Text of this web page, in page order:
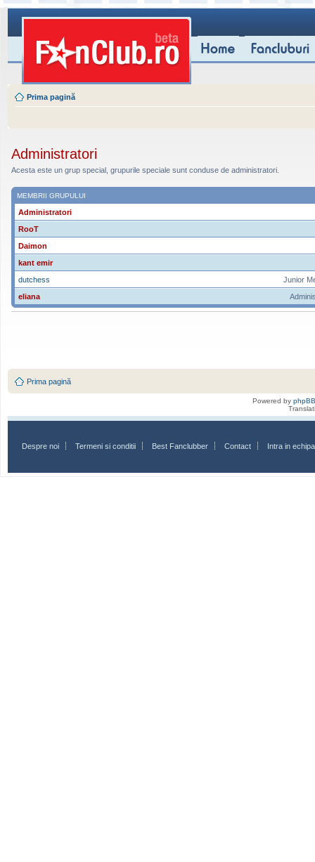
Prima pagină
Administratori
Acesta este un grup special, grupurile speciale sunt conduse de administratori.
MEMBRII GRUPULUI
Administratori
RooT
Daimon
kant emir
Junior
dutchess
eliana
Prima pagină
Powered by phpBB
Despre noi Termeni si conditii Best Fanclubber Contact Intra in